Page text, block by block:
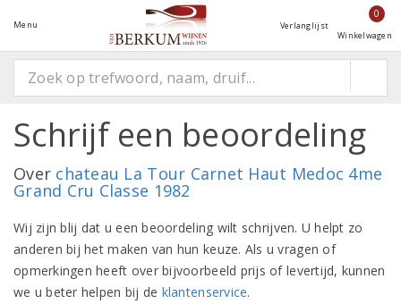
Menu Verlanglijst
0
Winkelwagen
Schrijf een beoordeling
Over chateau La Tour Carnet Haut Medoc 4me
Grand Cru Classe 1982
Wij zijn blij dat u een beoordeling wilt schrijven. U helpt zo
anderen bij het maken van hun keuze. Als u vragen of
opmerkingen heeft over bijvoorbeeld prijs of levertijd, kunnen
we u beter helpen bij de klantenservice.